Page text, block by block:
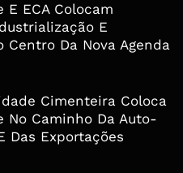
E ECA Colocam
E
Centro Da Nova Agenda
Cimenteira Coloca
No Caminho Da Auto-
Das Exportações